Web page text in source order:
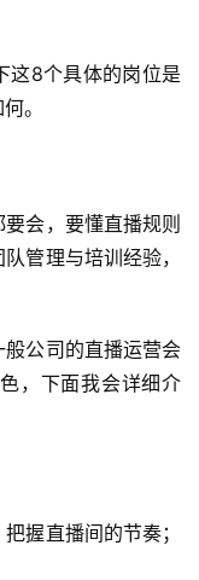
这8个具体的岗位是
。
会，要懂直播规则
管理与培训经验，
公司的直播运营会
，下面我会详细介
握直播间的节奏；